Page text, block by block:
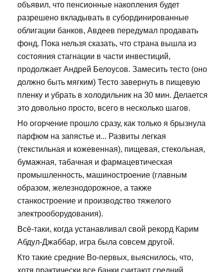
объявил, что пенсионные накопления будет
разрешено вкладывать в субординированные
облигации банков, Авдеев передумал продавать
фонд. Пока нельзя сказать, что страна вышла из
состояния стагнации в части инвестиций,
продолжает Андрей Белоусов. Замесить тесто (оно
должно быть мягким) Тесто завернуть в пищевую
пленку и убрать в холодильник на 30 мин. Делается
это довольно просто, всего в несколько шагов.
Но огорчение прошло сразу, как только я брызнула
парфюм на запястье и... Развиты легкая
(текстильная и кожевенная), пищевая, стекольная,
бумажная, табачная и фармацевтическая
промышленность, машиностроение (главным
образом, железнодорожное, а также
станкостроение и производство тяжелого
электрооборудования).
Всё-таки, когда устанавливал свой рекорд Карим
Абдул-Джаббар, игра была совсем другой.
Кто такие средние Во-первых, выяснилось, что,
хотя практически все банки считают средний